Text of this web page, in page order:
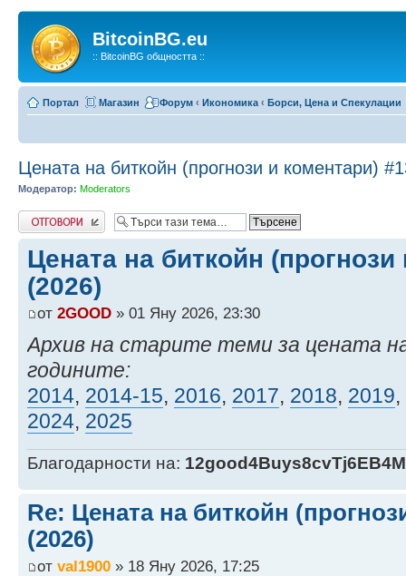
BitcoinBG.eu
:: BitcoinBG общността ::
Портал Магазин Форум ‹ Икономика ‹ Борси, Цена и Спекулации
Цената на биткойн (прогнози и коментари)
Модератор: Moderators
Напиши коментар
Цената на биткойн
(2026)
от 2GOOD » 01 Яну 2026, 23:30
Архив на старите теми за цената
годините:
2014, 2014-15, 2016, 2017, 2018, 2019,
2024, 2025
Благодарности на:
Re: Цената на биткойн
(2026)
от val1900 » 18 Яну 2026, 17:25